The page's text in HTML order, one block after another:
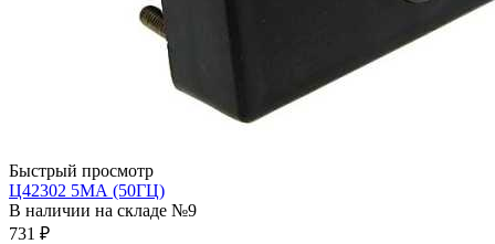
Быстрый просмотр
Ц42302 5МА (50ГЦ)
В наличии на складе №9
731 ₽